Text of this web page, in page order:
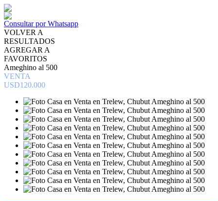
Consultar por Whatsapp
VOLVER A
RESULTADOS
AGREGAR A
FAVORITOS
Ameghino al 500
VENTA
USD120.000